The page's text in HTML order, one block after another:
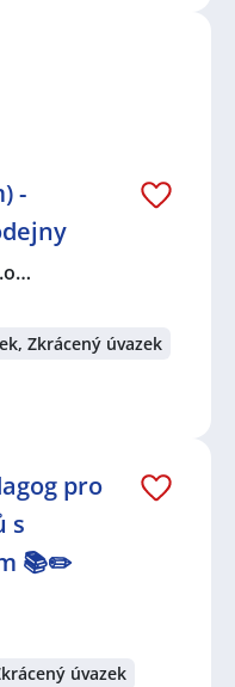
-
Zkrácený úvazek
pro
s
📚✏️
úvazek